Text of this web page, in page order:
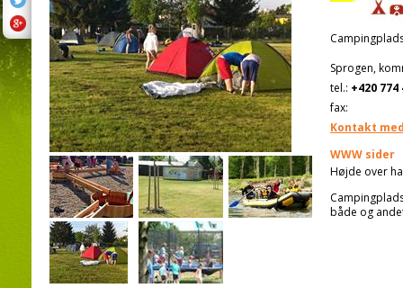
Sprogen,
tel.: +420 774
fax:
Kontakt
WWW sider
Højde over
både og